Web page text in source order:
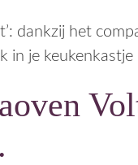
dankzij het
in je keukenkastje